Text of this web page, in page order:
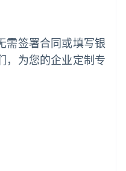
需签署合同或填写银
，为您的企业定制专